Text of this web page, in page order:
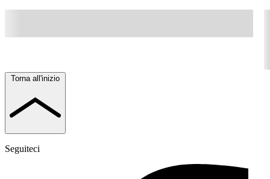
Torna all'inizio
Seguiteci